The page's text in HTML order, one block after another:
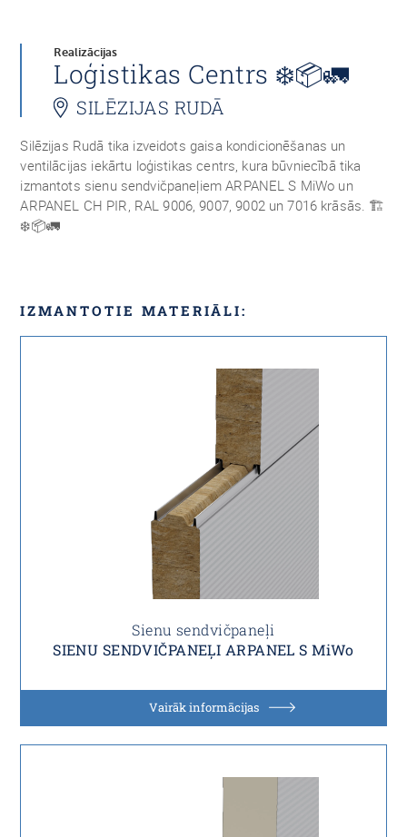
Realizācijas
Loģistikas Centrs ❄️📦🚛
SILĒZIJAS RUDĀ
Silēzijas Rudā tika izveidots gaisa kondicionēšanas un
ventilācijas iekārtu loģistikas centrs, kura būvniecībā tika
izmantots sienu sendvičpaneļiem ARPANEL S MiWo un
ARPANEL CH PIR, RAL 9006, 9007, 9002 un 7016 krāsās. 🏗
❄️📦🚛
IZMANTOTIE MATERIĀLI:
Sienu sendvičpaneļi
SIENU SENDVIČPANEĻI ARPANEL S MiWo
Vairāk informācijas